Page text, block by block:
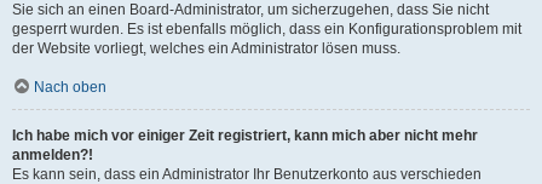
Sie sich an einen Board-Administrator, um sicherzugehen, dass Sie nicht
gesperrt wurden. Es ist ebenfalls möglich, dass ein Konfigurationsproblem mit
der Website vorliegt, welches ein Administrator lösen muss.
Nach oben
Ich habe mich vor einiger Zeit registriert, kann mich aber nicht mehr
anmelden?!
Es kann sein, dass ein Administrator Ihr Benutzerkonto aus verschieden